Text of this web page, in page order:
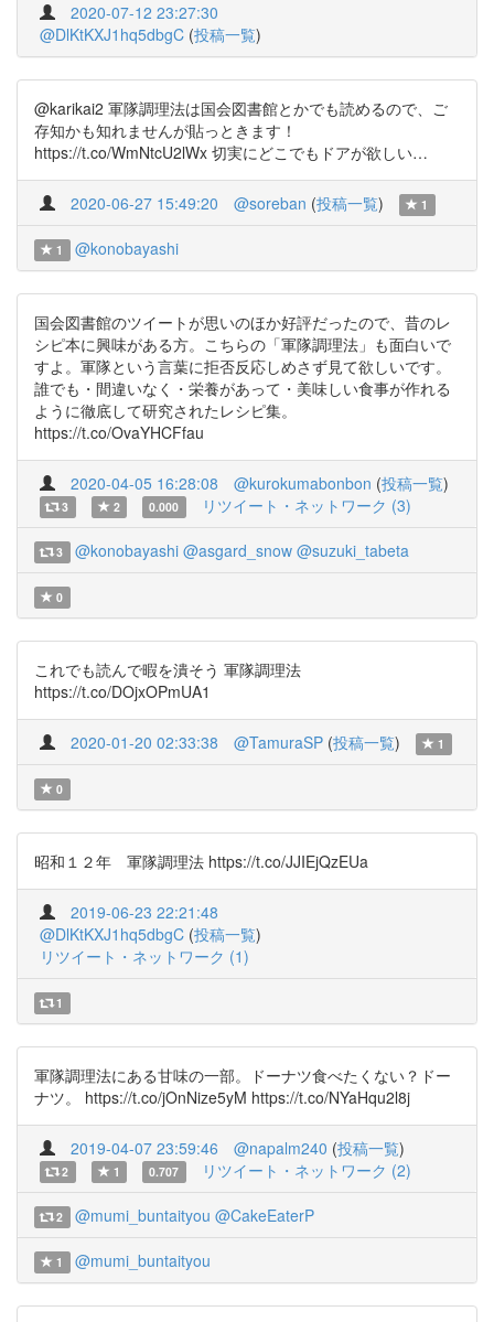
2020-07-12 23:27:30
@DlKtKXJ1hq5dbgC (投稿一覧)
@karikai2 軍隊調理法は国会図書館とかでも読めるので、ご
存知かも知れませんが貼っときます！
https://t.co/WmNtcU2lWx 切実にどこでもドアが欲しい…
2020-06-27 15:49:20 @soreban (投稿一覧) 1
1 @konobayashi
国会図書館のツイートが思いのほか好評だったので、昔のレ
シピ本に興味がある方。こちらの「軍隊調理法」も面白いで
すよ。軍隊という言葉に拒否反応しめさず見て欲しいです。
誰でも・間違いなく・栄養があって・美味しい食事が作れる
ように徹底して研究されたレシピ集。
https://t.co/OvaYHCFfau
2020-04-05 16:28:08 @kurokumabonbon (投稿一覧)
3 2 0.000 リツイート・ネットワーク (3)
3 @konobayashi @asgard_snow @suzuki_tabeta
0
これでも読んで暇を潰そう 軍隊調理法
https://t.co/DOjxOPmUA1
2020-01-20 02:33:38 @TamuraSP (投稿一覧) 1
0
昭和１２年 軍隊調理法 https://t.co/JJIEjQzEUa
2019-06-23 22:21:48
@DlKtKXJ1hq5dbgC (投稿一覧)
リツイート・ネットワーク (1)
1
軍隊調理法にある甘味の一部。ドーナツ食べたくない？ドー
ナツ。 https://t.co/jOnNize5yM https://t.co/NYaHqu2l8j
2019-04-07 23:59:46 @napalm240 (投稿一覧)
2 1 0.707 リツイート・ネットワーク (2)
2 @mumi_buntaityou @CakeEaterP
1 @mumi_buntaityou